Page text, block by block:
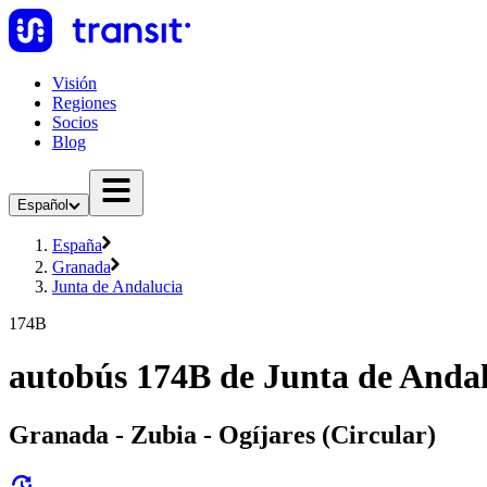
Visión
Regiones
Socios
Blog
Español
España
Granada
Junta de Andalucia
174B
autobús 174B de Junta de
Granada - Zubia - Ogíjares (Circular)